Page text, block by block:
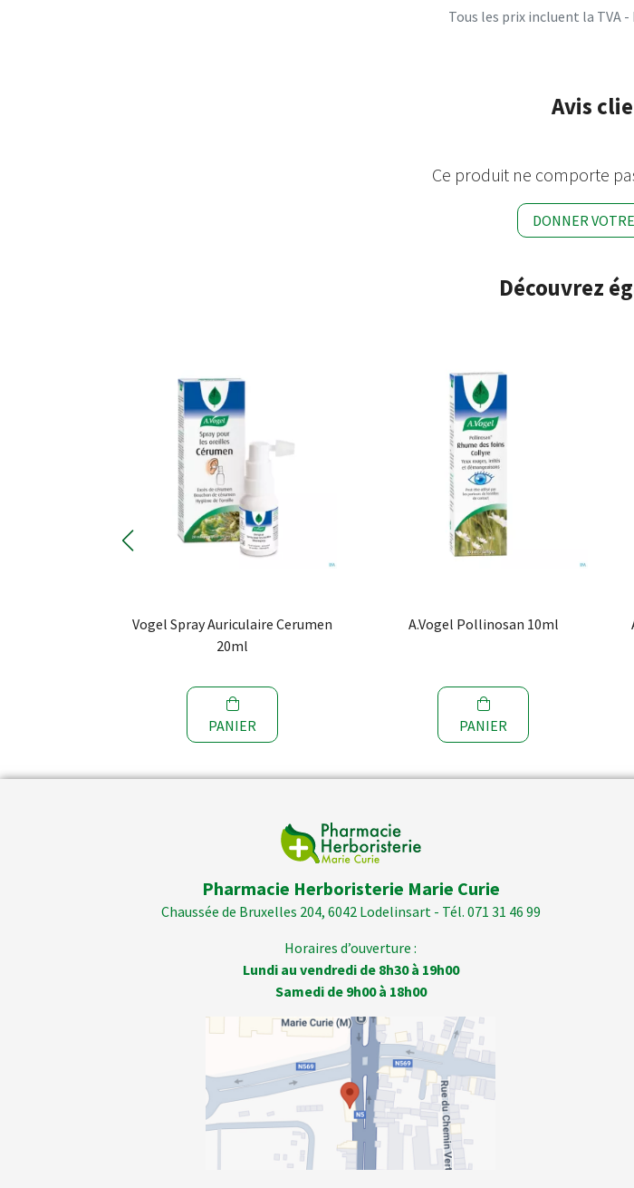
Tous les prix incluent la TVA
Avis
Ce produit ne comporte
DONNER
Découvrez
Vogel Spray Auriculaire Cerumen
20ml
PANIER
A.Vogel Pollinosan 10ml
PANIER
Pharmacie Herboristerie Marie Curie
Chaussée de Bruxelles 204, 6042 Lodelinsart - Tél. 071 31 46 99
Horaires d’ouverture :
Lundi au vendredi de 8h30 à 19h00
Samedi de 9h00 à 18h00